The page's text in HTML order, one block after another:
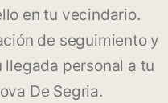
en tu vecindario.
de seguimiento y
personal a tu
De Segria.